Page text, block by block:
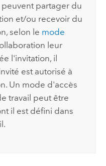
partager du
et/ou recevoir du
selon le mode
leur
l'invitation, il
est autorisé à
Un mode d'accès
travail peut être
il est défini dans